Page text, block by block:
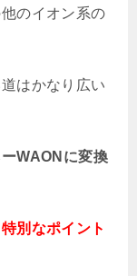
のイオン系の
はかなり広い
WAONに変換
別なポイント